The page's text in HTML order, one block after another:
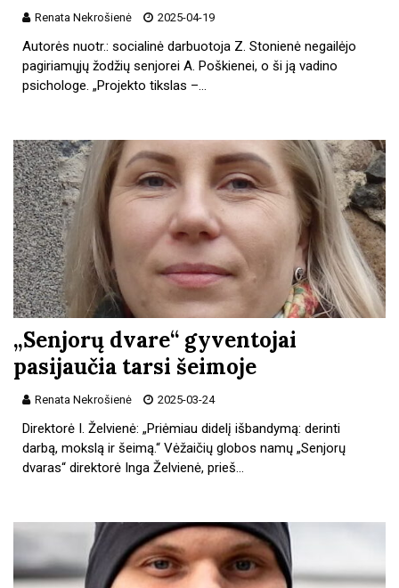
Renata Nekrošienė 2025-04-19
Autorės nuotr.: socialinė darbuotoja Z. Stonienė negailėjo
pagiriamųjų žodžių senjorei A. Poškienei, o ši ją vadino
psichologe. „Projekto tikslas –…
„Senjorų dvare“ gyventojai
pasijaučia tarsi šeimoje
Renata Nekrošienė 2025-03-24
Direktorė I. Želvienė: „Priėmiau didelį išbandymą: derinti
darbą, mokslą ir šeimą.“ Vėžaičių globos namų „Senjorų
dvaras“ direktorė Inga Želvienė, prieš…